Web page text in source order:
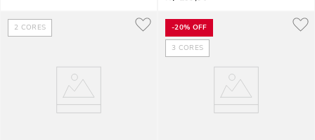
2 CORES -20% OFF
3 CORES